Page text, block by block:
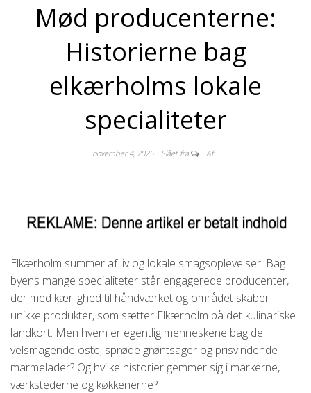
Mød producenterne:
Historierne bag
elkærholms lokale
specialiteter
november 4, 2025 Slået fra Af
Elkærholm summer af liv og lokale smagsoplevelser. Bag
byens mange specialiteter står engagerede producenter,
der med kærlighed til håndværket og området skaber
unikke produkter, som sætter Elkærholm på det kulinariske
landkort. Men hvem er egentlig menneskene bag de
velsmagende oste, sprøde grøntsager og prisvindende
marmelader? Og hvilke historier gemmer sig i markerne,
værkstederne og køkkenerne?